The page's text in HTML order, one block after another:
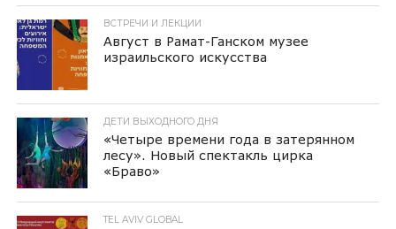
ВСТРЕЧИ И ЛЕКЦИИ
Август в Рамат-Ганском музее
израильского искусства
ДЕТИ ВЫХОДНОГО ДНЯ
«Четыре времени года в затерянном
лесу». Новый спектакль цирка
«Браво»
TEL AVIV GLOBAL